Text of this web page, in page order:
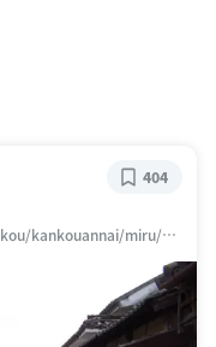
kankouannai/miru/00
404